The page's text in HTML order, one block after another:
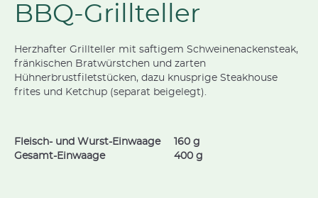
BBQ-Grillteller
Herzhafter Grillteller mit saftigem Schweinenackensteak,
fränkischen Bratwürstchen und zarten
Hühnerbrustfiletstücken, dazu knusprige Steakhouse
frites und Ketchup (separat beigelegt).
Fleisch- und Wurst-Einwaage
160 g
Gesamt-Einwaage
400 g